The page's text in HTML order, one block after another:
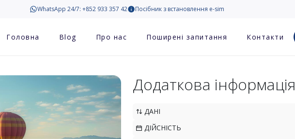
WhatsApp 24/7: +852 933 357 42 Посібник з встановлення e-sim
Головна Blog Про нас Поширені запитання Контакти
Додаткова інформація
ДАНІ
ДІЙСНІСТЬ